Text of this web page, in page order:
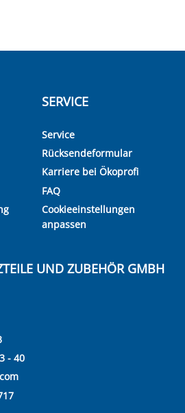
SERVICE
Service
Rücksendeformular
Karriere bei Ökoprofi
FAQ
Cookieeinstellungen
anpassen
UND ZUBEHÖR GMBH
- 40